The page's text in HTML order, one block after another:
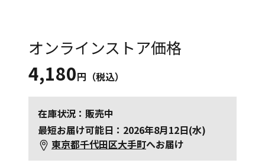
オンラインストア価格
4,180円（税込）
在庫状況：販売中
最短お届け可能日：2026年8月12日(水)
東京都千代田区大手町へお届け